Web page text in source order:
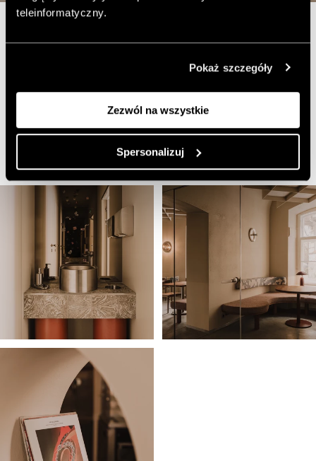
teleinformatyczny.
Pokaż szczegóły
Zezwól na wszystkie
Spersonalizuj
W efekcie powstało miejsce, które za dnia działa jako
inkluzywna kawiarnia na spokojny deser i odpoczynek,
wa ieczorem zamienia się w tętniący listening bar, w
którym spotkania budowane są wokół analogowych